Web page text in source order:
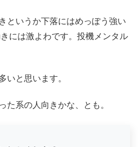
というか下落にはめっぽう強い
には激よわです。投機メンタル
いと思います。
た系の人向きかな、とも。